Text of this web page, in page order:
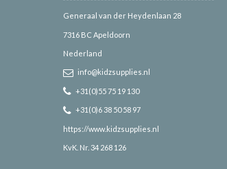
Generaal van der Heydenlaan 28
7316 BC Apeldoorn
Nederland
info@kidzsupplies.nl
+31(0)55 75 19 130
+31(0)6 38 50 58 97
https://www.kidzsupplies.nl
KvK. Nr. 34 268 126